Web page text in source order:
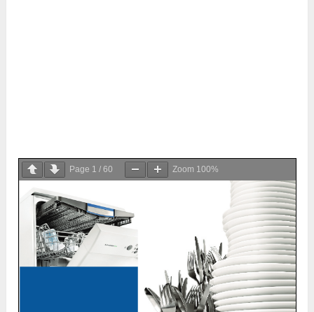
Page 1 /60 Zoom 100%